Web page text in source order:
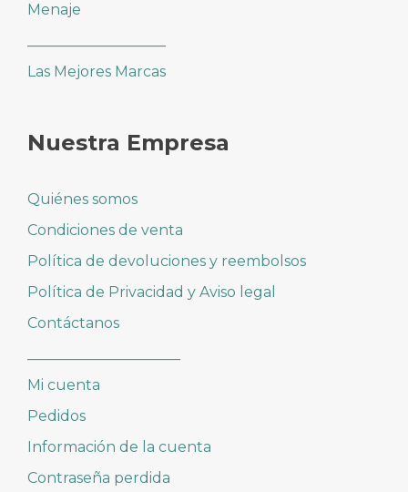
Menaje
Las Mejores Marcas
Nuestra Empresa
Quiénes somos
Condiciones de venta
Política de devoluciones y reembolsos
Política de Privacidad y Aviso legal
Contáctanos
Mi cuenta
Pedidos
Información de la cuenta
Contraseña perdida